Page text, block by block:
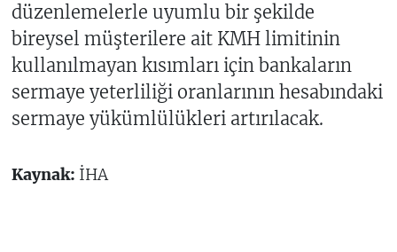
düzenlemelerle uyumlu bir şekilde
bireysel müşterilere ait KMH limitinin
kullanılmayan kısımları için bankaların
sermaye yeterliliği oranlarının hesabındaki
sermaye yükümlülükleri artırılacak.
Kaynak: İHA